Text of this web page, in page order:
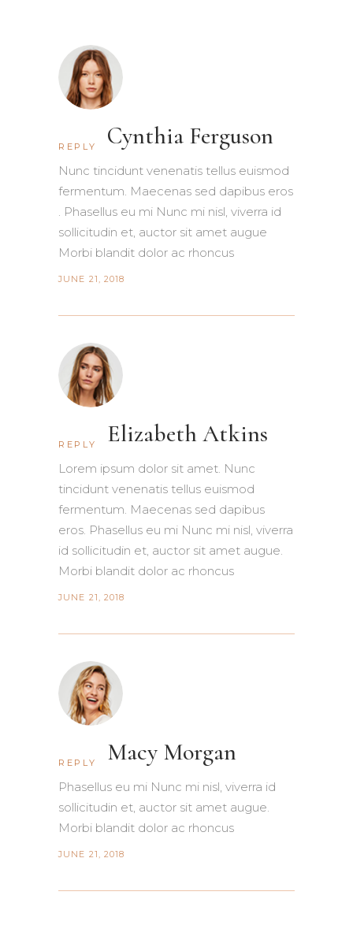
REPLY Cynthia Ferguson
Nunc tincidunt venenatis tellus euismod
fermentum. Maecenas sed dapibus eros
. Phasellus eu mi Nunc mi nisl, viverra id
sollicitudin et, auctor sit amet augue
Morbi blandit dolor ac rhoncus
JUNE 21, 2018
REPLY Elizabeth Atkins
Lorem ipsum dolor sit amet. Nunc
tincidunt venenatis tellus euismod
fermentum. Maecenas sed dapibus
eros. Phasellus eu mi Nunc mi nisl, viverra
id sollicitudin et, auctor sit amet augue.
Morbi blandit dolor ac rhoncus
JUNE 21, 2018
REPLY Macy Morgan
Phasellus eu mi Nunc mi nisl, viverra id
sollicitudin et, auctor sit amet augue.
Morbi blandit dolor ac rhoncus
JUNE 21, 2018